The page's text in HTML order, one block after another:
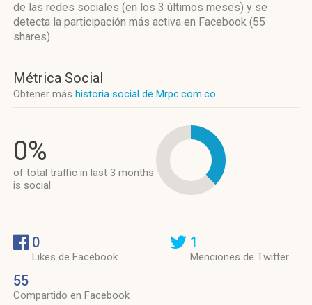
de las redes sociales (en los 3 últimos meses) y se
detecta la participación más activa en Facebook (55
shares)
Métrica Social
Obtener más historia social de Mrpc.com.co
0%
of total traffic in last 3 months
is social
0
Likes de Facebook
55
Compartido en Facebook
1
Menciones de Twitter